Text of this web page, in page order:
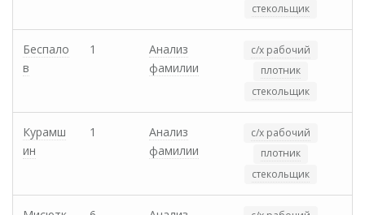
стекольщик
Беспало
в
1
Анализ
фамилии
с/х рабочий
плотник
стекольщик
Курамш
ин
1
Анализ
фамилии
с/х рабочий
плотник
стекольщик